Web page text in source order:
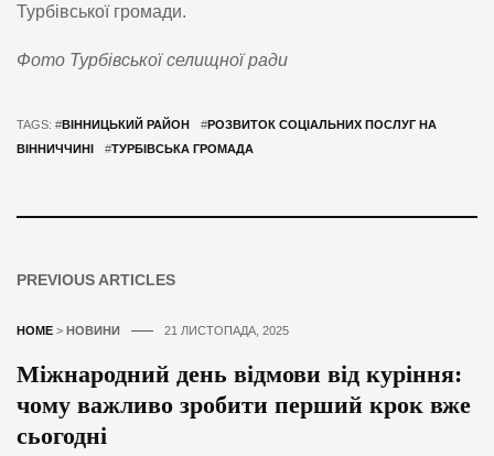
Турбівської громади.
Фото Турбівської селищної ради
TAGS: #ВІННИЦЬКИЙ РАЙОН #РОЗВИТОК СОЦІАЛЬНИХ ПОСЛУГ НА
ВІННИЧЧИНІ
#ТУРБІВСЬКА ГРОМАДА
PREVIOUS ARTICLES
HOME > НОВИНИ 21 ЛИСТОПАДА, 2025
Міжнародний день відмови від куріння:
чому важливо зробити перший крок вже
сьогодні